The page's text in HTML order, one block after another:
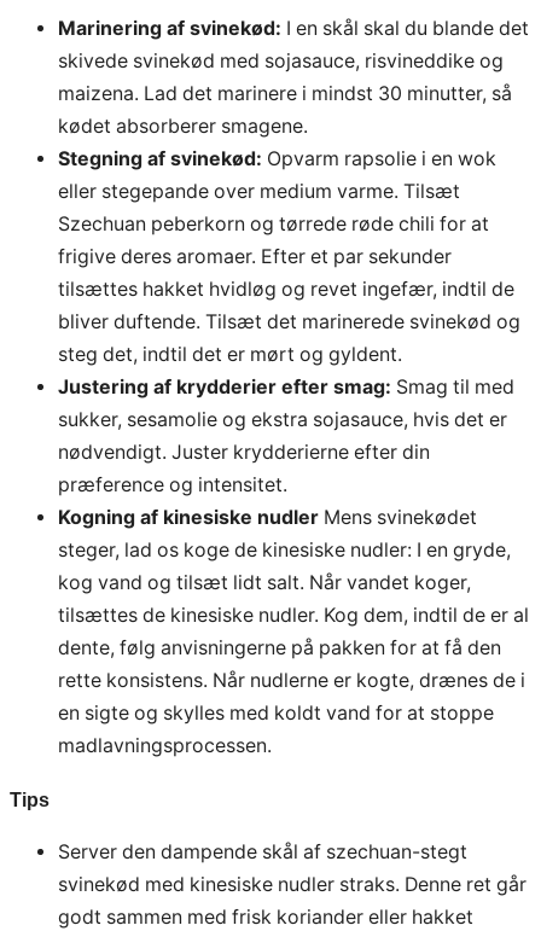
Marinering af svinekød: I en skål skal du blande det
skivede svinekød med sojasauce, risvineddike og
maizena. Lad det marinere i mindst 30 minutter, så
kødet absorberer smagene.
Stegning af svinekød: Opvarm rapsolie i en wok
eller stegepande over medium varme. Tilsæt
Szechuan peberkorn og tørrede røde chili for at
frigive deres aromaer. Efter et par sekunder
tilsættes hakket hvidløg og revet ingefær, indtil de
bliver duftende. Tilsæt det marinerede svinekød og
steg det, indtil det er mørt og gyldent.
Justering af krydderier efter smag: Smag til med
sukker, sesamolie og ekstra sojasauce, hvis det er
nødvendigt. Juster krydderierne efter din
præference og intensitet.
Kogning af kinesiske nudler Mens svinekødet
steger, lad os koge de kinesiske nudler: I en gryde,
kog vand og tilsæt lidt salt. Når vandet koger,
tilsættes de kinesiske nudler. Kog dem, indtil de er al
dente, følg anvisningerne på pakken for at få den
rette konsistens. Når nudlerne er kogte, drænes de i
en sigte og skylles med koldt vand for at stoppe
madlavningsprocessen.
Tips
Server den dampende skål af szechuan-stegt
svinekød med kinesiske nudler straks. Denne ret går
godt sammen med frisk koriander eller hakket